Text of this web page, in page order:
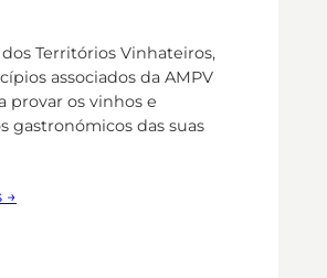
dos Territórios Vinhateiros,
associados da AMPV
provar os vinhos e
gastronómicos das suas
→